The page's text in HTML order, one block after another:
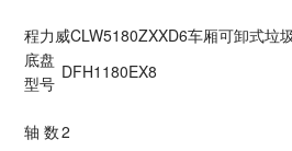
程力威CLW5180ZXXD6车厢可卸式垃
底盘
型号
DFH1180EX8
轴 数2